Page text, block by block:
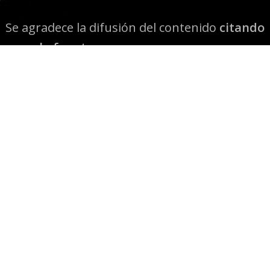
Se agradece la difusión del contenido citando
la fuente www.mapuexpress.org